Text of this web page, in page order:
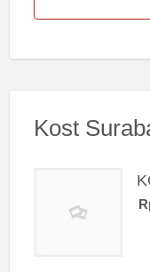
Kost